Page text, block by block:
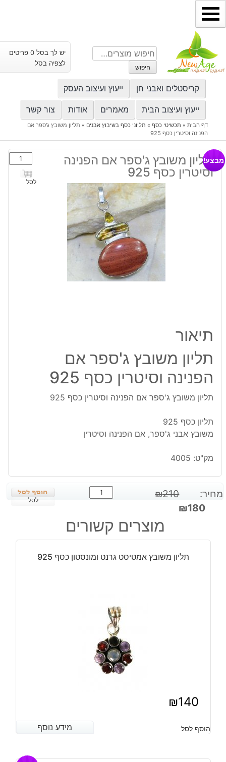
דילוג
לתוכן
חיפוש
עבור:
חיפוש
יש לך בסל 0 פריטים
לצפיה בסל
קריסטלים ואבני חן ייעוץ ועיצוב העסק
ייעוץ ועיצוב הבית מאמרים אודות צור קשר
דף הבית» תכשיטי כסף» תליוני כסף בשיבוץ אבנים » תליון משובץ ג'ספר אם
הפנינה וסיטרין כסף 925
תליון משובץ ג'ספר אם הפנינה
וסיטרין כסף 925
כמות
של
תליון
לסל
מבצע!
תיאור
תליון משובץ ג'ספר אם
הפנינה וסיטרין כסף 925
תליון משובץ ג'ספר אם הפנינה וסיטרין כסף 925
תליון כסף 925
משובץ אבני ג'ספר, אם הפנינה וסיטרין
מק"ט: 4005
מחיר: ₪210
המחיר
₪180
המחיר
הנוכחי
הוא:
כמות
של
משובץ
ג'ספר
הפנינה
לסל
מוצרים קשורים
תליון משובץ אמטיסט גרנט ומונסטון כסף 925
₪140
מידע נוסף הוסף לסל מידע נוסף